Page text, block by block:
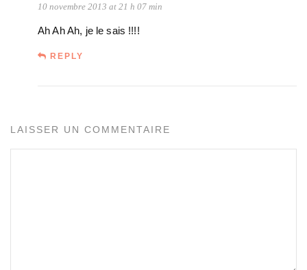
10 novembre 2013 at 21 h 07 min
Ah Ah Ah, je le sais !!!!
REPLY
LAISSER UN COMMENTAIRE